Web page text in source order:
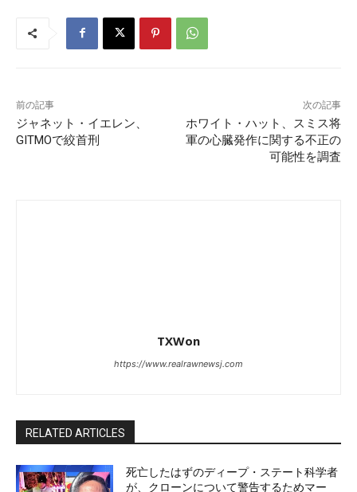
前の記事
ジャネット・イエレン、
GITMOで絞首刑
次の記事
ホワイト・ハット、スミス将
軍の心臓発作に関する不正の
可能性を調査
TXWon
https://www.realrawnewsj.com
RELATED ARTICLES
死亡したはずのディープ・ステート科学者
が、クローンについて警告するためマー